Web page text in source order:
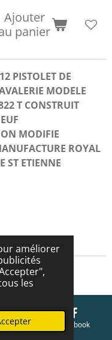
améliorer
les
Ajouter
panier
PISTOLET DE
MODELE
T CONSTRUIT
MODIFIE
ROYAL
ST ETIENNE
Carte Facebook